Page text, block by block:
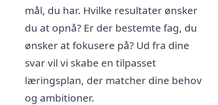
mål, du har. Hvilke resultater ønsker
du at opnå? Er der bestemte fag, du
ønsker at fokusere på? Ud fra dine
svar vil vi skabe en tilpasset
læringsplan, der matcher dine behov
og ambitioner.